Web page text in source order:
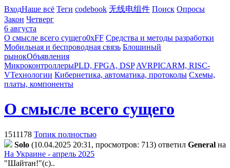
ВходНаше всё Теги codebook 无线电组件 Поиск Опросы
Закон Четверг
6 августа
О смысле всего сущего0xFF Средства и методы разработки
Мобильная и беспроводная связь Блошиный
рынокОбъявления
МикроконтроллерыPLD, FPGA, DSP AVRPICARM, RISC-
VТехнологии Кибернетика, автоматика, протоколы Схемы,
платы, компоненты
О смысле всего сущего
1511178 Топик полностью
Solo (10.04.2025 20:31, просмотров: 713) ответил General на
На Украине - апрель 2025
"Шайтан!"(с)..